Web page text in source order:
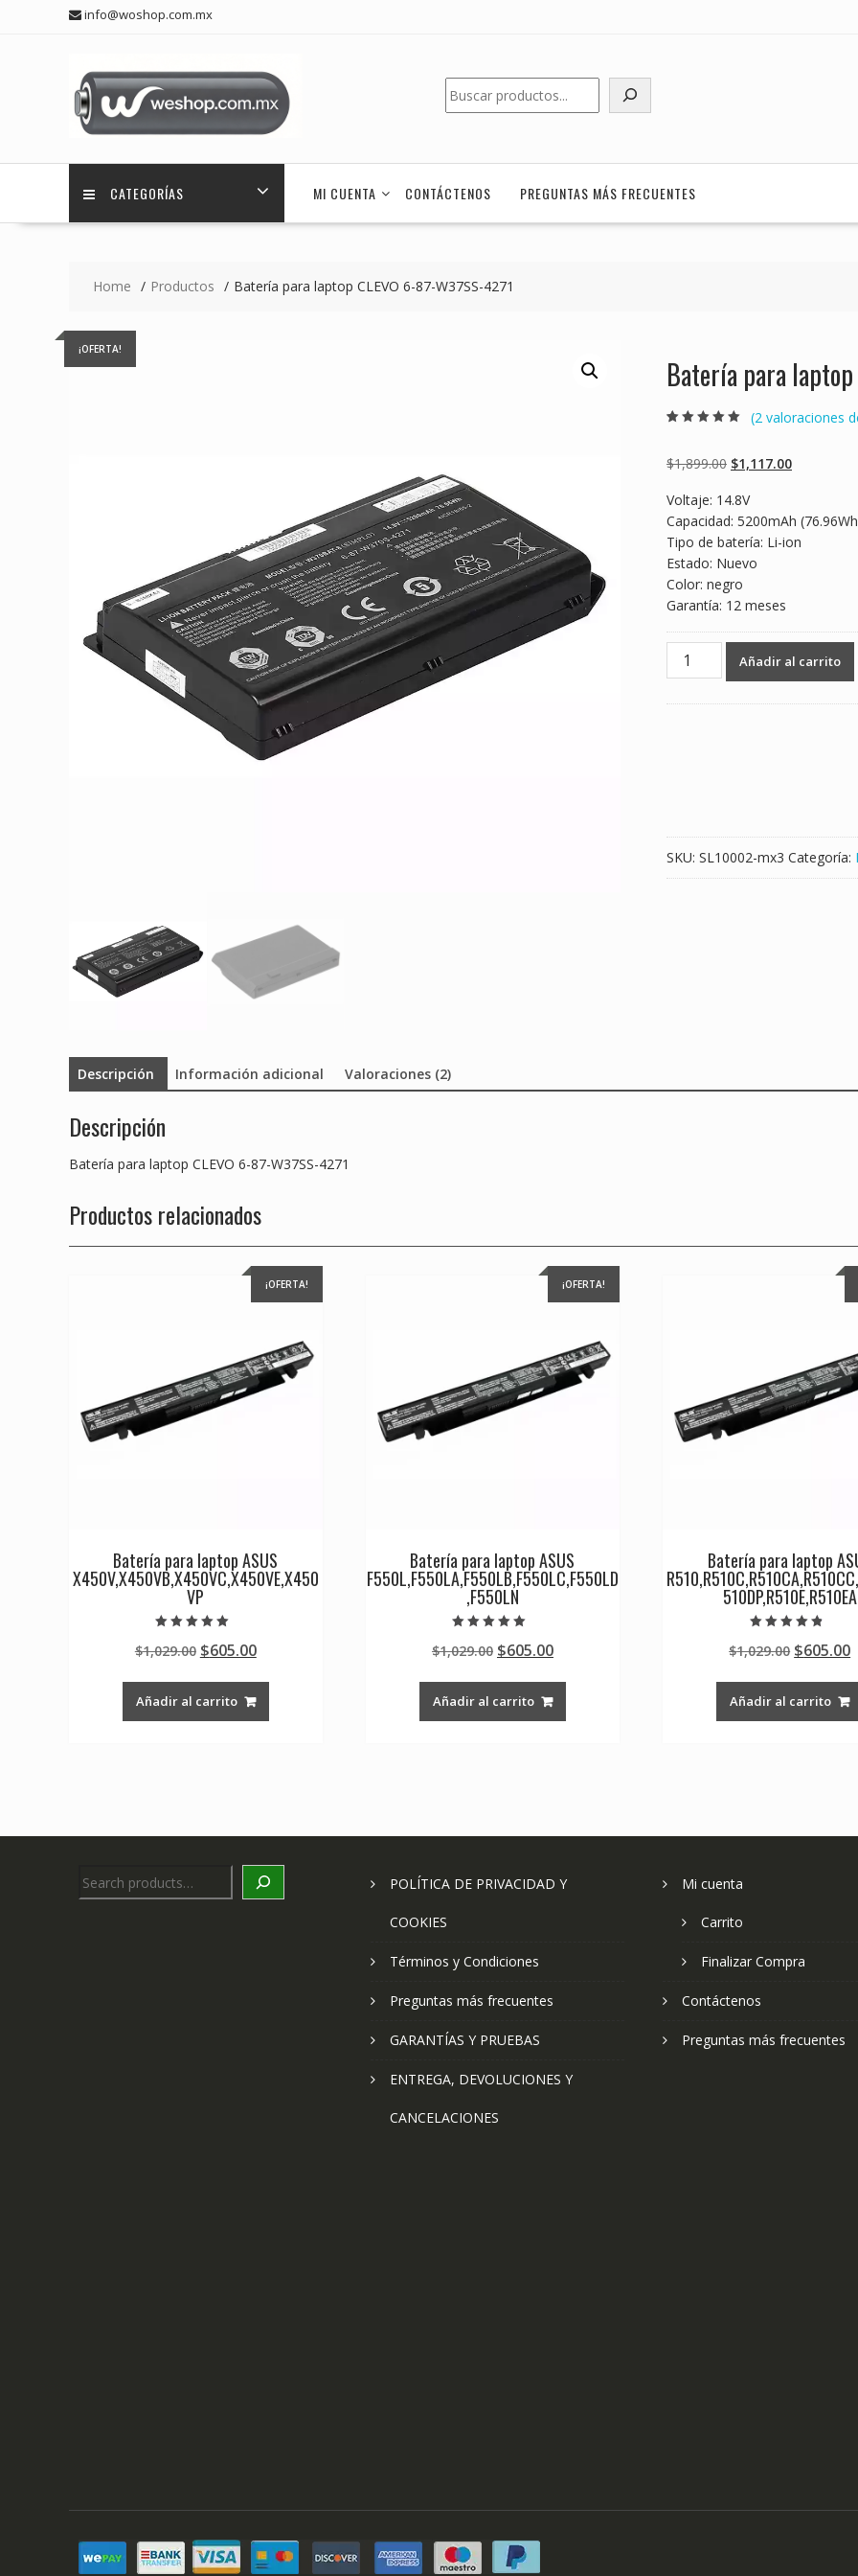
info@woshop.com.mx
Buscar
CATEGORÍAS MI CUENTA CONTÁCTENOS PREGUNTAS MÁS FRECUENTES
Home Productos Batería para laptop CLEVO 6-87-W37SS-4271
¡OFERTA!
Batería para laptop
basado en
puntuaciones
(2 valoraciones
$1,899.00 Original
was:
$1,899.00.
$1,117.00Current
$1,117.00.
Voltaje: 14.8V
Capacidad: 5200mAh
Tipo de batería: Li-ion
Estado: Nuevo
Color: negro
Garantía: 12 meses
Batería
para
Añadir al carrito
SKU: SL10002-mx3 Categoría:
Descripción Información adicional Valoraciones (2)
Descripción
Batería para laptop CLEVO 6-87-W37SS-4271
Productos relacionados
¡OFERTA!
Batería para laptop ASUS
X450V,X450VB,X450VC,X450VE,X450
VP
5.00
de 5
$1,029.00 Original
was:
$1,029.00.
$605.00Current
$605.00.
Añadir al carrito
¡OFERTA!
Batería para laptop ASUS
F550L,F550LA,F550LB,F550LC,F550LD
,F550LN
5.00
de 5
$1,029.00 Original
was:
$1,029.00.
$605.00Current
$605.00.
Añadir al carrito
Batería para laptop
510DP,R510E,R510EA
4.50
de 5
$1,029.00 Original
was:
$1,029.00.
$605.00
Añadir al carrito
Search
POLÍTICA DE PRIVACIDAD Y
COOKIES
Términos y Condiciones
Preguntas más frecuentes
GARANTÍAS Y PRUEBAS
ENTREGA, DEVOLUCIONES Y
CANCELACIONES
Mi cuenta
Carrito
Finalizar Compra
Contáctenos
Preguntas más frecuentes